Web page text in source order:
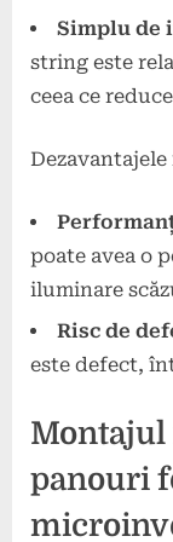
Simplu de
string este
ceea ce
poate avea o
iluminare
Risc de
este defect,
panouri